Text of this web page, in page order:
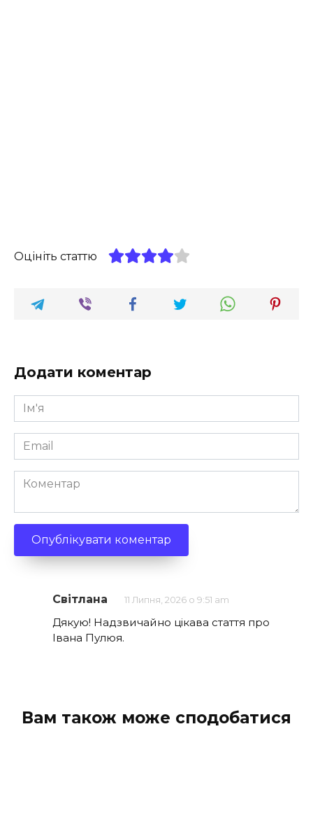
Оцініть статтю
Додати коментар
Ім'я
*
Email
*
Коментар
Світлана 11 Липня, 2026 о 9:51 am
Дякую! Надзвичайно цікава стаття про
Івана Пулюя.
Вам також може сподобатися